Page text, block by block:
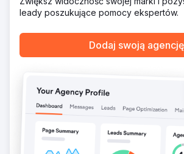
leady poszukujące pomocy ekspertów.
Dodaj swoją agencję